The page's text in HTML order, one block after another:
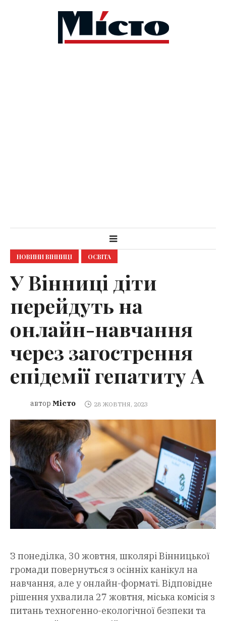
НОВИНИ ВІННИЦІ ОСВІТА
У Вінниці діти
перейдуть на
онлайн-навчання
через загострення
епідемії гепатиту А
автор Місто 28 ЖОВТНЯ, 2023
З понеділка, 30 жовтня, школярі Вінницької
громади повернуться з осінніх канікул на
навчання, але у онлайн-форматі. Відповідне
рішення ухвалила 27 жовтня, міська комісія з
питань техногенно-екологічної безпеки та